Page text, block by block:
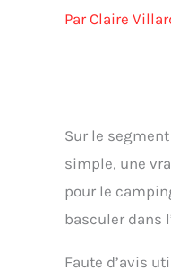
ParClaire
Sur le
simple, une
pour le
basculer dans
Faute d’avis